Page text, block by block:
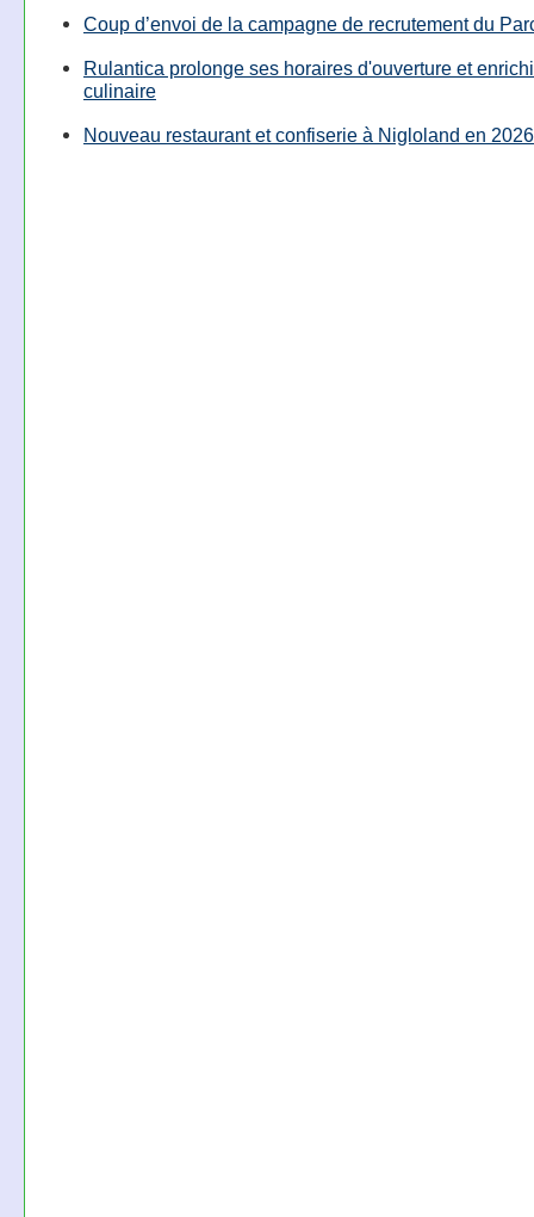
Coup d’envoi de la campagne de recrutement du
Rulantica prolonge ses horaires d'ouverture et
culinaire
Nouveau restaurant et confiserie à Nigloland en 2026